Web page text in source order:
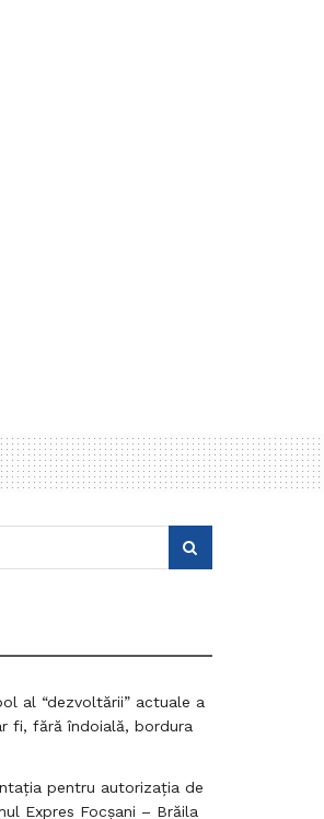
al “dezvoltării” actuale a
fi, fără îndoială, bordura
pentru autorizația de
Expres Focșani – Brăila